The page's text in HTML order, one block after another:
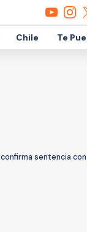
Chile Te
sentencia